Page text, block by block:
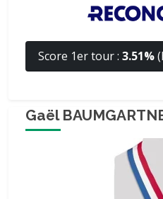
Score 1er tour : 3.51%
Gaël